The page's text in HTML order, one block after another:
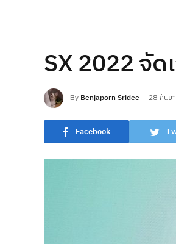
SX 2022 จั
By Benjaporn Sridee 28 กันย
Facebook